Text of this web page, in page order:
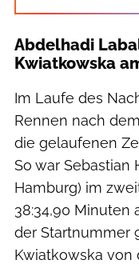
Abdelhadi
Kwiatkowska
Im Laufe des
Rennen nach
die gelaufenen
So war Sebastian
Hamburg) im
38:34,90
der Startnummer
Kwiatkowska von